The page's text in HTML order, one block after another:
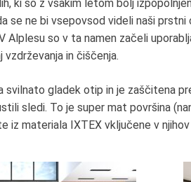
ki so z vsakim letom bolj
se ne bi vsepovsod videli naši
Alplesu so v ta namen začeli
vzdrževanja in čiščenja.
svilnato gladek otip in je zaščitena
sledi. To je super mat površina
iz materiala IXTEX vključene v